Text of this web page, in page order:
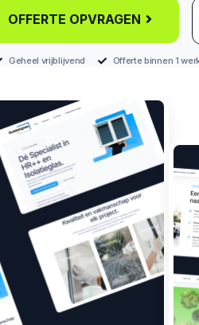
OFFERTE OPVRAGEN
Geheel vrijblijvend Offerte binnen 1